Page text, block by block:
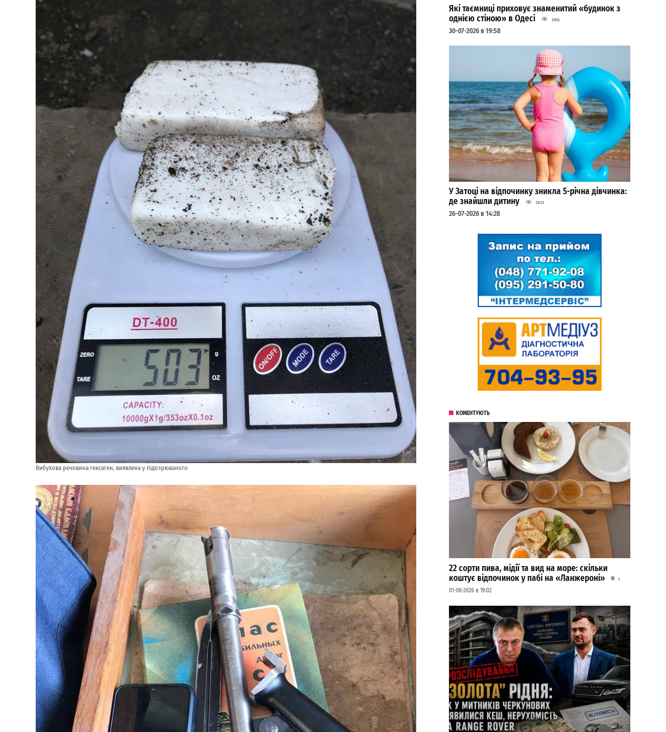
Вибухова речовина гексаген, виявлена ​​у підозрюваного
Які таємниці приховує знаменитий «будинок з
однією стіною» в Одесі
3956
30-07-2026 в 19:58
У Затоці на відпочинку зникла 5-річна дівчинка:
де знайшли дитину
2833
26-07-2026 в 14:28
КОМЕНТУЮТЬ
22 сорти пива, мідії та вид на море: скільки
коштує відпочинок у пабі на «Ланжероні»
1
01-08-2026 в 19:02